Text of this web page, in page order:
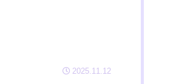
2025.11.12